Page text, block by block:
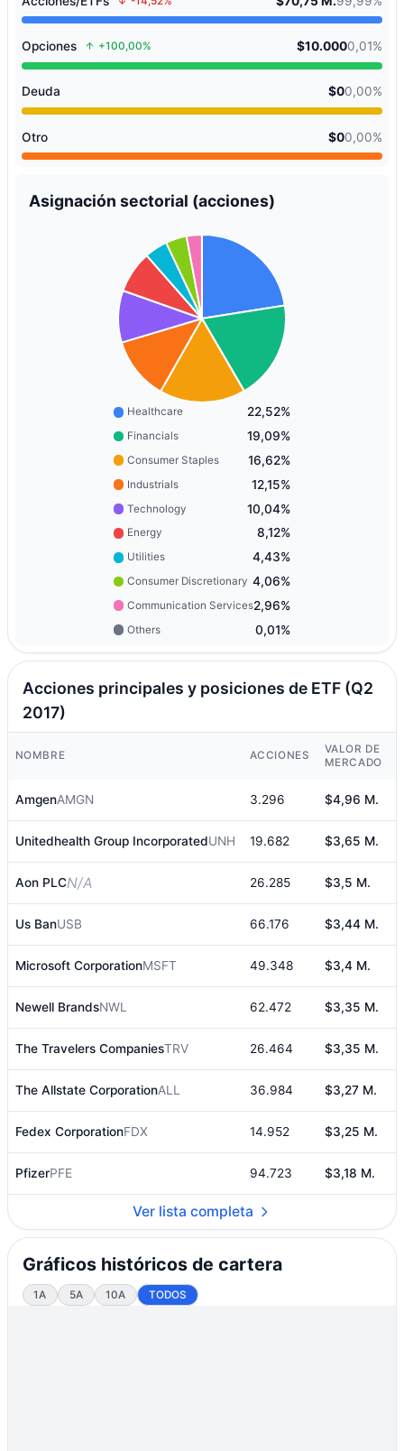
Opciones +100,00% $10.0000,01%
Deuda $00,00%
Otro $00,00%
Asignación sectorial (acciones)
Healthcare 22,52%
Financials 19,09%
Consumer Staples 16,62%
Industrials 12,15%
Technology 10,04%
Energy 8,12%
Utilities 4,43%
Consumer Discretionary 4,06%
Communication Services2,96%
Others 0,01%
Acciones principales y posiciones de ETF (Q2
2017)
NOMBRE ACCIONES
VALOR DE
MERCADO
AmgenAMGN 3.296 $4,96 M.
Unitedhealth Group IncorporatedUNH 19.682 $3,65 M.
Aon PLCN/A 26.285 $3,5 M.
Us BanUSB 66.176 $3,44 M.
Microsoft CorporationMSFT 49.348 $3,4 M.
Newell BrandsNWL 62.472 $3,35 M.
The Travelers CompaniesTRV 26.464 $3,35 M.
The Allstate CorporationALL 36.984 $3,27 M.
Fedex CorporationFDX 14.952 $3,25 M.
PfizerPFE 94.723 $3,18 M.
Ver lista completa
Gráficos históricos de cartera
1A 5A 10A TODOS